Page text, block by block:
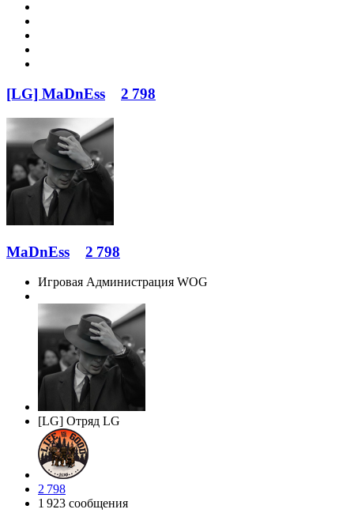
[LG] MaDnEss 2 798
MaDnEss 2 798
Игровая Администрация WOG
[LG] Отряд LG
2 798
1 923 сообщения